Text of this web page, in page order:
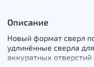
Описание
Новый формат сверл
удлинённые сверла
аккуратных